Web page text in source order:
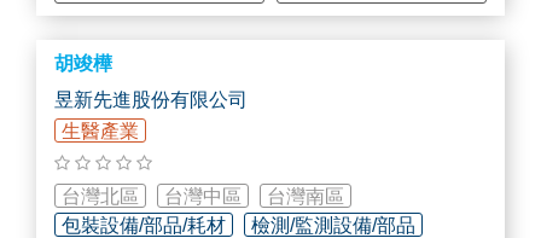
胡竣樺
昱新先進股份有限公司
生醫產業
台灣北區 台灣中區
台灣南區
包裝設備/部品/耗材
檢測/監測設備/部品